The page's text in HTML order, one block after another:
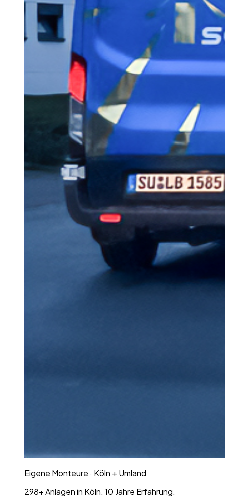
Eigene Monteure · Köln + Umland
298+ Anlagen in Köln. 10 Jahre Erfahrung.